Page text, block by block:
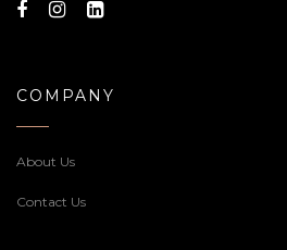
COMPANY
About Us
Contact Us